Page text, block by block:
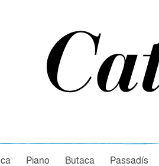
Piano Butaca Passadís